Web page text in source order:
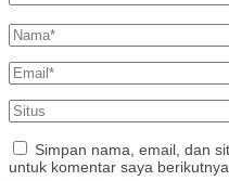
Simpan nama, email, dan
untuk komentar saya